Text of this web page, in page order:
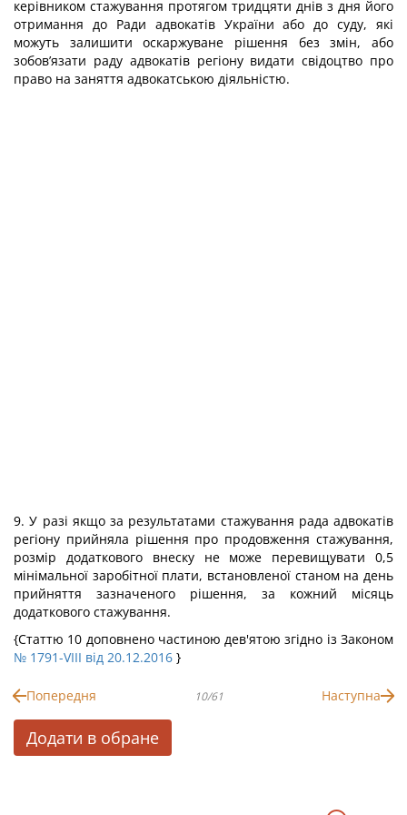
керівником стажування протягом тридцяти днів з дня його
отримання до Ради адвокатів України або до суду, які
можуть залишити оскаржуване рішення без змін, або
зобов’язати раду адвокатів регіону видати свідоцтво про
право на заняття адвокатською діяльністю.
9. У разі якщо за результатами стажування рада адвокатів
регіону прийняла рішення про продовження стажування,
розмір додаткового внеску не може перевищувати 0,5
мінімальної заробітної плати, встановленої станом на день
прийняття зазначеного рішення, за кожний місяць
додаткового стажування.
{Статтю 10 доповнено частиною дев'ятою згідно із Законом
№ 1791-VIII від 20.12.2016 }
Попередня 10/61 Наступна
Додати в обране